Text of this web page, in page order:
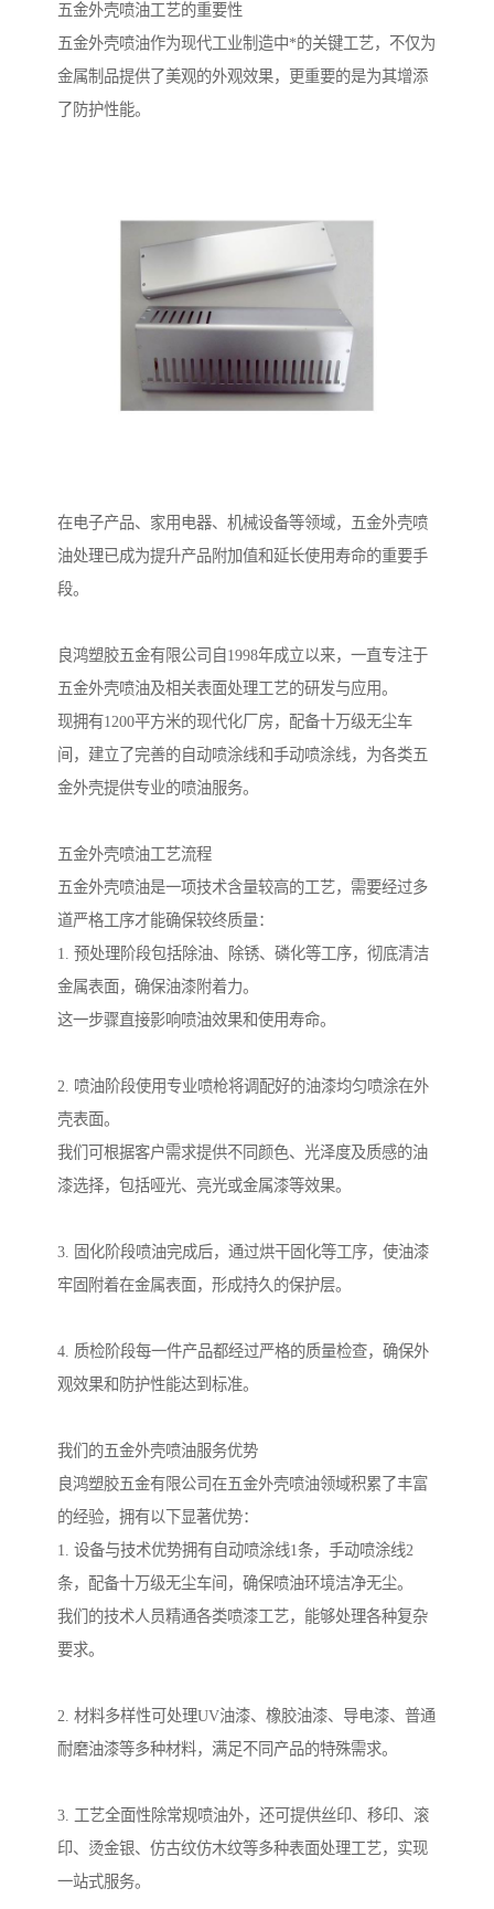
五金外壳喷油工艺的重要性
五金外壳喷油作为现代工业制造中*的关键工艺，不仅为
金属制品提供了美观的外观效果，更重要的是为其增添
了防护性能。
在电子产品、家用电器、机械设备等领域，五金外壳喷
油处理已成为提升产品附加值和延长使用寿命的重要手
段。
良鸿塑胶五金有限公司自1998年成立以来，一直专注于
五金外壳喷油及相关表面处理工艺的研发与应用。
现拥有1200平方米的现代化厂房，配备十万级无尘车
间，建立了完善的自动喷涂线和手动喷涂线，为各类五
金外壳提供专业的喷油服务。
五金外壳喷油工艺流程
五金外壳喷油是一项技术含量较高的工艺，需要经过多
道严格工序才能确保较终质量：
1. 预处理阶段包括除油、除锈、磷化等工序，彻底清洁
金属表面，确保油漆附着力。
这一步骤直接影响喷油效果和使用寿命。
2. 喷油阶段使用专业喷枪将调配好的油漆均匀喷涂在外
壳表面。
我们可根据客户需求提供不同颜色、光泽度及质感的油
漆选择，包括哑光、亮光或金属漆等效果。
3. 固化阶段喷油完成后，通过烘干固化等工序，使油漆
牢固附着在金属表面，形成持久的保护层。
4. 质检阶段每一件产品都经过严格的质量检查，确保外
观效果和防护性能达到标准。
我们的五金外壳喷油服务优势
良鸿塑胶五金有限公司在五金外壳喷油领域积累了丰富
的经验，拥有以下显著优势：
1. 设备与技术优势拥有自动喷涂线1条，手动喷涂线2
条，配备十万级无尘车间，确保喷油环境洁净无尘。
我们的技术人员精通各类喷漆工艺，能够处理各种复杂
要求。
2. 材料多样性可处理UV油漆、橡胶油漆、导电漆、普通
耐磨油漆等多种材料，满足不同产品的特殊需求。
3. 工艺全面性除常规喷油外，还可提供丝印、移印、滚
印、烫金银、仿古纹仿木纹等多种表面处理工艺，实现
一站式服务。